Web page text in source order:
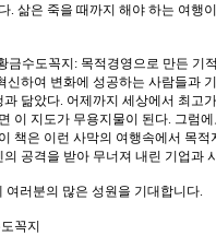
. 삶은 죽을 때까지 해야 하는 여행
금수도꼭지: 목적경영으로 만든 기
신하여 변화에 성공하는 사람들과
닮았다. 어제까지 세상에서 최고
이 지도가 무용지물이 된다. 그럼
책은 이런 사막의 여행속에서 목
공격을 받아 무너져 내린 기업과
러분의 많은 성원을 기대합니다.
꼭지